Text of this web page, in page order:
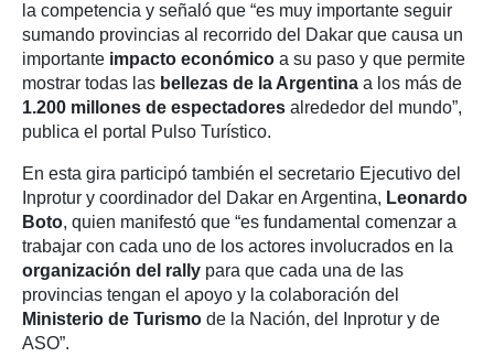
la competencia y señaló que “es muy importante seguir
sumando provincias al recorrido del Dakar que causa un
importante impacto económico a su paso y que permite
mostrar todas las bellezas de la Argentina a los más de
1.200 millones de espectadores alrededor del mundo”,
publica el portal Pulso Turístico.
En esta gira participó también el secretario Ejecutivo del
Inprotur y coordinador del Dakar en Argentina, Leonardo
Boto, quien manifestó que “es fundamental comenzar a
trabajar con cada uno de los actores involucrados en la
organización del rally para que cada una de las
provincias tengan el apoyo y la colaboración del
Ministerio de Turismo de la Nación, del Inprotur y de
ASO”.